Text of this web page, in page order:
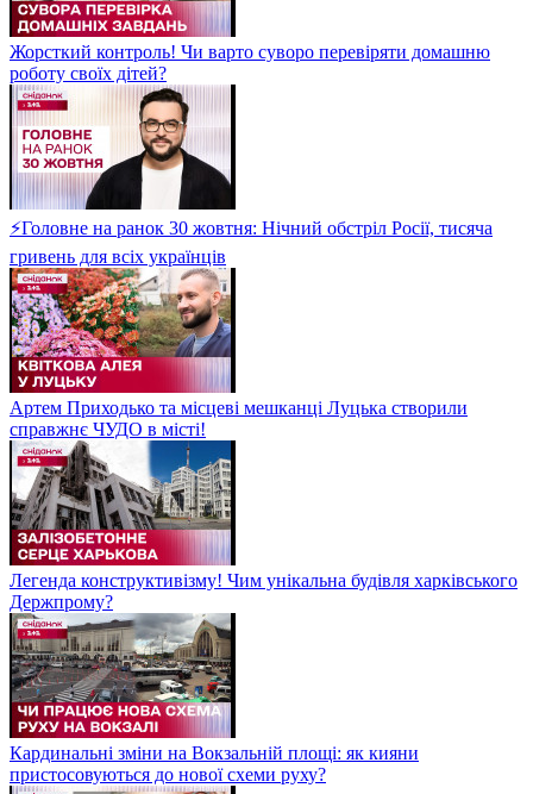
Жорсткий контроль! Чи варто суворо перевіряти домашню
роботу своїх дітей?
⚡Головне на ранок 30 жовтня: Нічний обстріл Росії, тисяча
гривень для всіх українців
Артем Приходько та місцеві мешканці Луцька створили
справжнє ЧУДО в місті!
Легенда конструктивізму! Чим унікальна будівля харківського
Держпрому?
Кардинальні зміни на Вокзальній площі: як кияни
пристосовуються до нової схеми руху?